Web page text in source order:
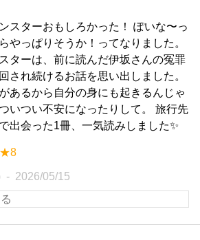
スターおもしろかった！ ぽいな〜っ
やっぱりそうか！ってなりました。
ターは、前に読んだ伊坂さんの冤罪
され続けるお話を思い出しました。
あるから自分の身にも起きるんじゃ
いつい不安になったりして。 旅行先
出会った1冊、一気読みしました✨
★8
2026/05/15